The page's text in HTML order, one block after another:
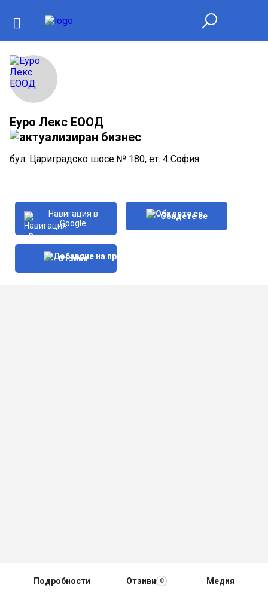
Еуро Лекс ЕООД
бул. Цариградско шосе № 180, ет. 4 София
Навигация в
Google
Обадете се
Отзиви
Подробности Отзиви 0 Медия